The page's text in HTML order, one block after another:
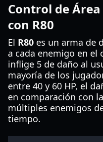
Control de Área
con R80
El R80 es un arma de
a cada enemigo en el
inflige 5 de daño al
mayoría de los
entre 40 y 60 HP, el
en comparación con
múltiples enemigos
tiempo.